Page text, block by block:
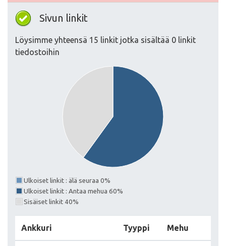
Sivun linkit
Löysimme yhteensä 15 linkit jotka sisältää 0 linkit
tiedostoihin
Ulkoiset linkit : älä seuraa 0%
Ulkoiset linkit : Antaa mehua 60%
Sisäiset linkit 40%
Ankkuri Tyyppi Mehu